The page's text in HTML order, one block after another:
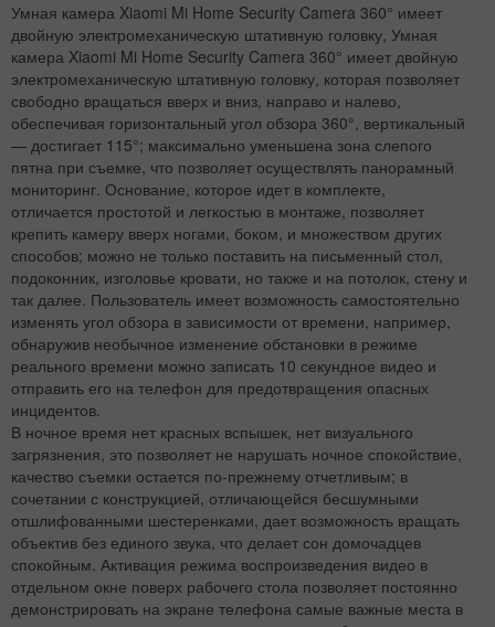
Умная камера Xiaomi Mi Home Security Camera 360° имеет
двойную электромеханическую штативную головку, Умная
камера Xiaomi Mi Home Security Camera 360° имеет двойную
электромеханическую штативную головку, которая позволяет
свободно вращаться вверх и вниз, направо и налево,
обеспечивая горизонтальный угол обзора 360°, вертикальный
— достигает 115°; максимально уменьшена зона слепого
пятна при съемке, что позволяет осуществлять панорамный
мониторинг. Основание, которое идет в комплекте,
отличается простотой и легкостью в монтаже, позволяет
крепить камеру вверх ногами, боком, и множеством других
способов; можно не только поставить на письменный стол,
подоконник, изголовье кровати, но также и на потолок, стену и
так далее. Пользователь имеет возможность самостоятельно
изменять угол обзора в зависимости от времени, например,
обнаружив необычное изменение обстановки в режиме
реального времени можно записать 10 секундное видео и
отправить его на телефон для предотвращения опасных
инцидентов.
В ночное время нет красных вспышек, нет визуального
загрязнения, это позволяет не нарушать ночное спокойствие,
качество съемки остается по-прежнему отчетливым; в
сочетании с конструкцией, отличающейся бесшумными
отшлифованными шестеренками, дает возможность вращать
объектив без единого звука, что делает сон домочадцев
спокойным. Активация режима воспроизведения видео в
отдельном окне поверх рабочего стола позволяет постоянно
демонстрировать на экране телефона самые важные места в